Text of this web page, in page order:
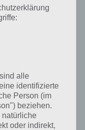
vor Ort schätzt
oder dieses noch am
und ein großes
Play
alle
identifizierte
Person (im
beziehen.
oder indirekt,